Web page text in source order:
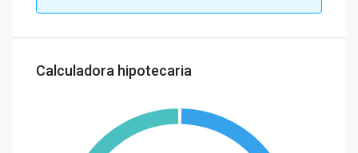
Calculadora hipotecaria